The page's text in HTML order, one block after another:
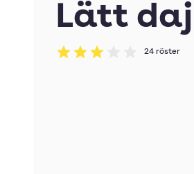
Lätt
Betyg: 3 av 5
24 röster